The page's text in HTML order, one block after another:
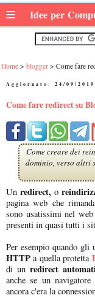
≡ Idee per
Home blogger Come fare
Aggiornato: 24/09/2019
Come fare redirect su
Come creare dei
dominio, verso altri
Un redirect, o
pagina web che
sono usatissimi nel
presenti in quasi tutti i
Per esempio quando gli
HTTP a quella protetta
di un redirect
anche se un
ancora c'era la